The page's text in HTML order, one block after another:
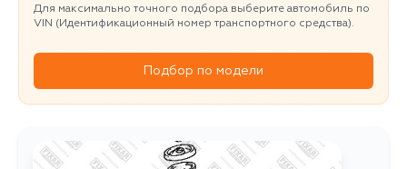
Для максимально точного подбора выберите автомобиль по
VIN (Идентификационный номер транспортного средства).
Подбор по модели